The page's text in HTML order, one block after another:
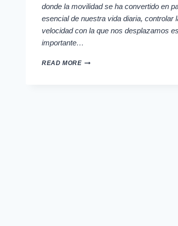
donde la movilidad se ha convertido en
esencial de nuestra vida diaria, controlar
velocidad con la que nos desplazamos
importante…
READ MOREMIDE